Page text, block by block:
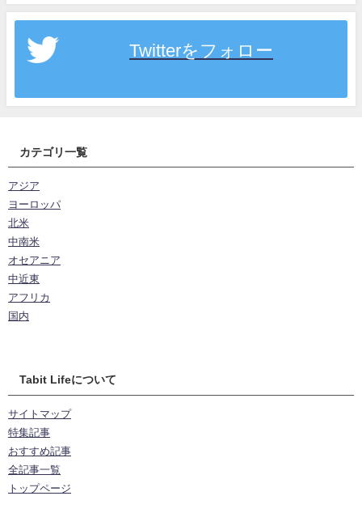
Twitterをフォロー
カテゴリ一覧
アジア
ヨーロッパ
北米
中南米
オセアニア
中近東
アフリカ
国内
Tabit Lifeについて
サイトマップ
特集記事
おすすめ記事
全記事一覧
トップページ